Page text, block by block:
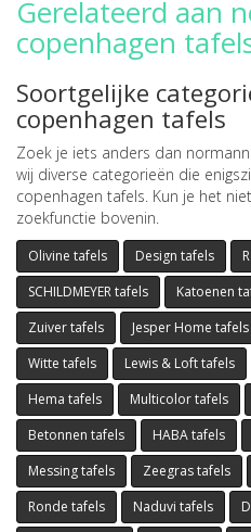
Gerelateerd aan
copenhagen
Soortgelijke
copenhagen tafels
Zoek je iets anders dan
wij diverse categorieën die
copenhagen tafels. Kun je het
zoekfunctie bovenin.
Olivine tafels Design tafels
SCHILDMEYER tafels
Katoenen
Zuiver tafels
Jesper Home tafels
Witte tafels
Lewis & Loft tafels
Hema tafels
Multicolor tafels
Betonnen tafels
HABA tafels
Messing tafels
Zeegras tafels
Ronde tafels
Naduvi tafels